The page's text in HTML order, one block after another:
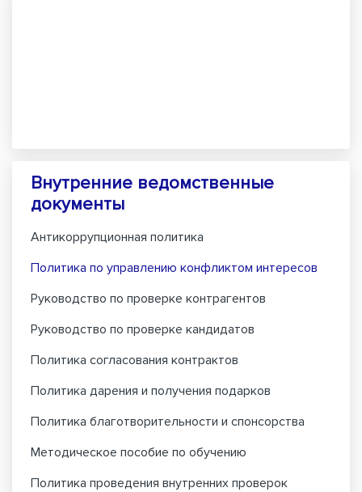
Внутренние ведомственные
документы
Антикоррупционная политика
Политика по управлению конфликтом интересов
Руководство по проверке контрагентов
Руководство по проверке кандидатов
Политика согласования контрактов
Политика дарения и получения подарков
Политика благотворительности и спонсорства
Методическое пособие по обучению
Политика проведения внутренних проверок